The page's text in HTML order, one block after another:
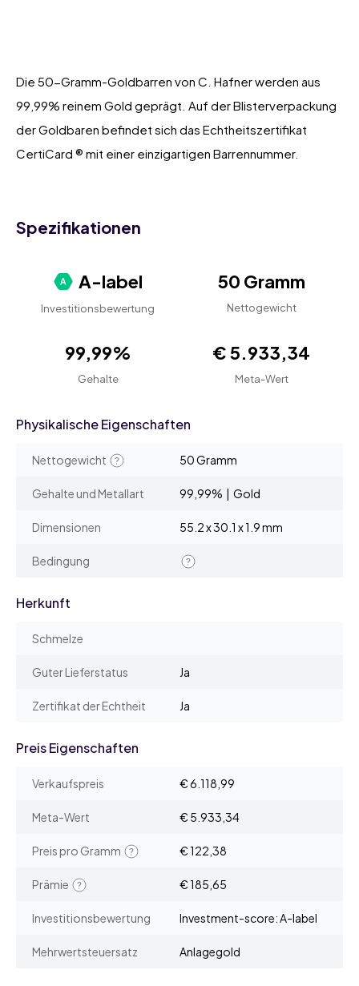
Die 50-Gramm-Goldbarren von C. Hafner werden aus
99,99% reinem Gold geprägt. Auf der Blisterverpackung
der Goldbaren befindet sich das Echtheitszertifikat
CertiCard ® mit einer einzigartigen Barrennummer.
Spezifikationen
A-label
Investitionsbewertung
50 Gramm
Nettogewicht
99,99%
Gehalte
€ 5.933,34
Meta-Wert
Physikalische Eigenschaften
Nettogewicht 50 Gramm
Gehalte und Metallart 99,99% | Gold
Dimensionen 55.2 x 30.1 x 1.9 mm
Bedingung
Herkunft
Schmelze
Guter Lieferstatus Ja
Zertifikat der Echtheit Ja
Preis Eigenschaften
Verkaufspreis € 6.118,99
Meta-Wert € 5.933,34
Preis pro Gramm € 122,38
Prämie € 185,65
Investitionsbewertung Investment-score: A-label
Mehrwertsteuersatz Anlagegold